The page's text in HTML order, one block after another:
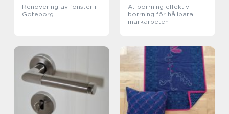
Renovering av fönster i
Göteborg
At borrning effektiv
borrning för hållbara
markarbeten